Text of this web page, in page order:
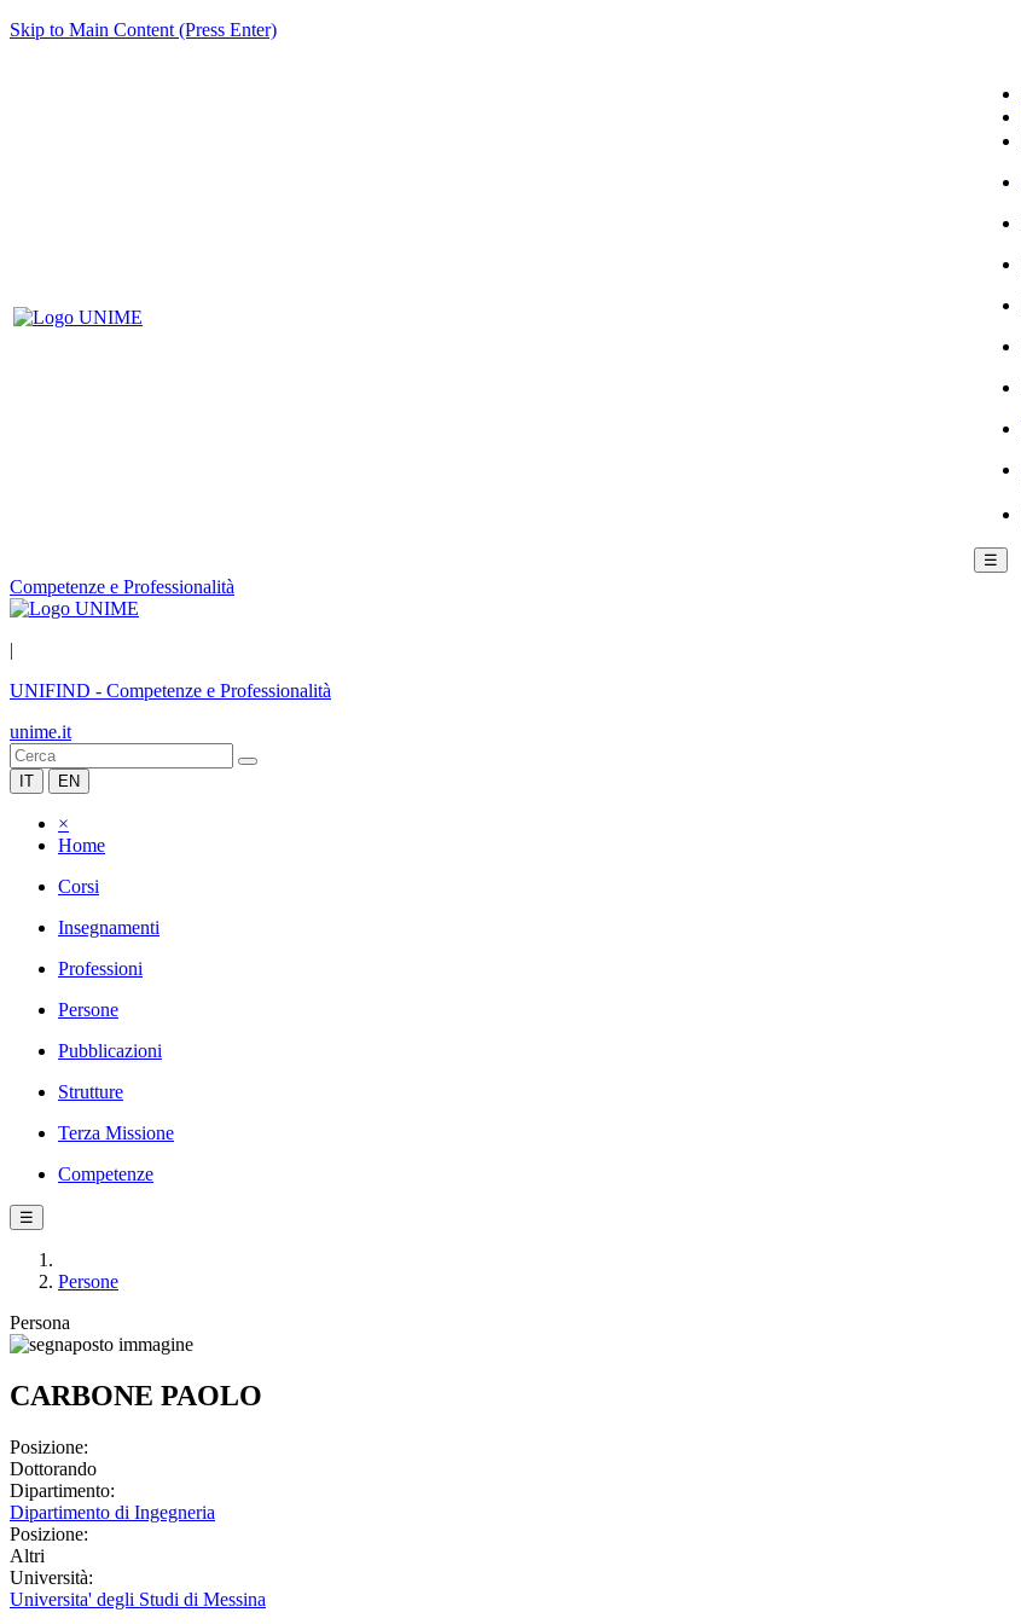
Skip to Main Content (Press Enter)
☰
Competenze e Professionalità
|
UNIFIND - Competenze e Professionalità
unime.it
IT EN
×
Home
Corsi
Insegnamenti
Professioni
Persone
Pubblicazioni
Strutture
Terza Missione
Competenze
☰
Persone
Persona
CARBONE PAOLO
Posizione:
Dottorando
Dipartimento:
Dipartimento di Ingegneria
Posizione:
Altri
Università:
Universita' degli Studi di Messina